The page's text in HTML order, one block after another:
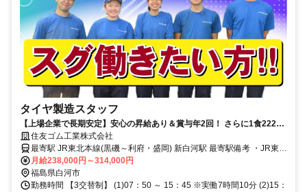
タイヤ製造スタッフ
【上場企業で長期安定】安心の昇給あり＆賞与年2回！ さらに1食222円
の社食あり！充実した福利厚生◎
住友ゴム工業株式会社
最寄駅 JR東北本線(黒磯～利府・盛岡) 新白河駅 最寄駅備考 ・JR東北
新幹線 新白河駅から車で15分 ・お車の場合：東北道白河インターか
ら車で15分
月給238,000円～314,000円
福島県白河市
勤務時間 【3交替制】 (1)07：50 ～ 15：45 ※実働7時間10分 (2)15：